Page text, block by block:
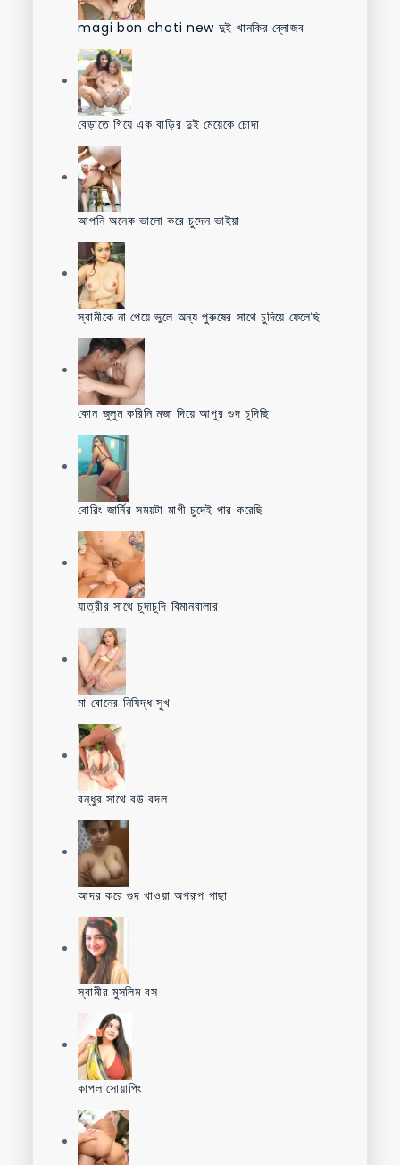
magi bon choti new দুই খানকির ব্লোজব
বেড়াতে গিয়ে এক বাড়ির দুই মেয়েকে চোদা
আপনি অনেক ভালো করে চুদেন ভাইয়া
স্বামীকে না পেয়ে ভুলে অন্য পুরুষের সাথে চুদিয়ে ফেলেছি
কোন জুলুম করিনি মজা দিয়ে আপুর গুদ চুদিছি
বোরিং জার্নির সময়টা মাগী চুদেই পার করেছি
যাত্রীর সাথে চুদাচুদি বিমানবালার
মা বোনের নিষিদ্ধ সুখ
বন্ধুর সাথে বউ বদল
আদর করে গুদ খাওয়া অপরূপ পাছা
স্বামীর মুসলিম বস
কাপল সোয়াপিং